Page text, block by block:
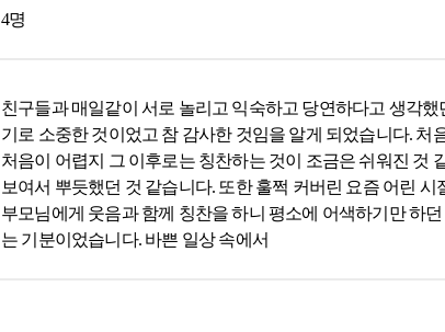
4명
친구들과 매일같이 서로 놀리고 익숙하고 당연하다고 생각했
기로 소중한 것이었고 참 감사한 것임을 알게 되었습니다. 처
처음이 어렵지 그 이후로는 칭찬하는 것이 조금은 쉬워진 것
보여서 뿌듯했던 것 같습니다. 또한 훌쩍 커버린 요즘 어린 시
부모님에게 웃음과 함께 칭찬을 하니 평소에 어색하기만 하던
는 기분이었습니다. 바쁜 일상 속에서